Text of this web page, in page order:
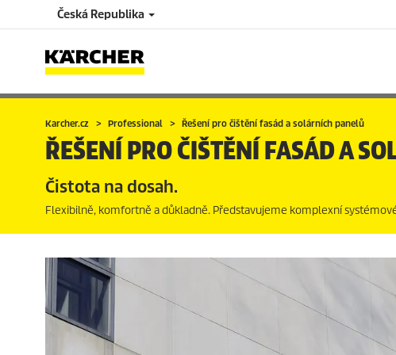
Česká Republika
Karcher.cz Professional Řešení pro čištění fasád a solárních panelů
ŘEŠENÍ PRO ČIŠTĚNÍ FASÁD A
Čistota na dosah.
Flexibilně, komfortně a důkladně. Představujeme komplexní